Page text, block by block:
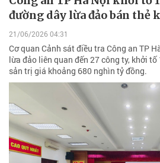
đường dây lừa đảo bán thẻ
21/06/2026 04:31
Cơ quan Cảnh sát điều tra Công an TP
lừa đảo liên quan đến 27 công ty, khởi
sản trị giá khoảng 680 nghìn tỷ đồng.